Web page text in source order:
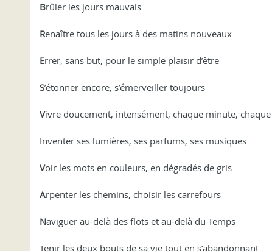
Brûler les jours mauvais
Renaître tous les jours à des matins nouveaux
Errer, sans but, pour le simple plaisir d’être
S’étonner encore, s’émerveiller toujours
Vivre doucement, intensément, chaque minute,
Inventer ses lumières, ses parfums, ses musiques
Voir les mots en couleurs, en dégradés de gris
Arpenter les chemins, choisir les carrefours
Naviguer au-delà des flots et au-delà du Temps
Tenir les deux bouts de sa vie tout en s’abandonnant